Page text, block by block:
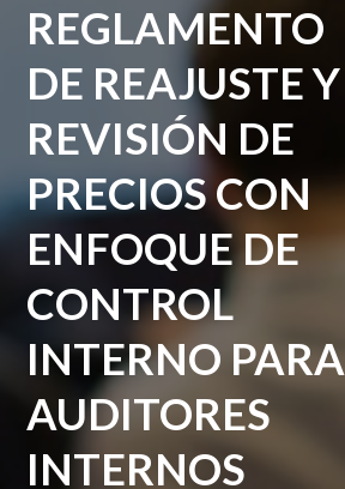
REGLAMENTO
DE REAJUSTE Y
REVISIÓN DE
PRECIOS CON
ENFOQUE DE
CONTROL
INTERNO PARA
AUDITORES
INTERNOS